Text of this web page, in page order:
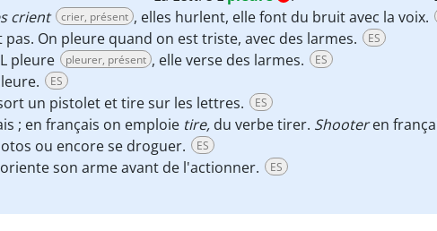
crient crier, présent , elles hurlent, elle font du bruit avec la voix.
On pleure quand on est triste, avec des larmes. ES
pleure pleurer, présent , elle verse des larmes. ES
ES
un pistolet et tire sur les lettres. ES
; en français on emploie tire, du verbe tirer. Shooteren
ou encore se droguer.
ES
oriente son arme avant de l'actionner. ES